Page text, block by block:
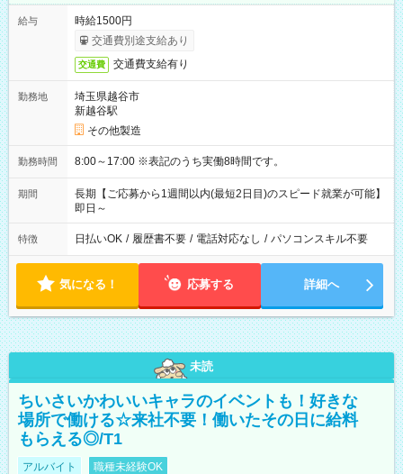
給与
時給1500円
交通費別途支給あり
交通費 交通費支給有り
勤務地
埼玉県越谷市
新越谷駅
その他製造
勤務時間 8:00～17:00 ※表記のうち実働8時間です。
期間
長期【ご応募から1週間以内(最短2日目)のスピード就業が可能】
即日～
特徴 日払いOK / 履歴書不要 / 電話対応なし / パソコンスキル不要
気になる！ 応募する 詳細へ
未読
ちいさいかわいいキャラのイベントも！好きな
場所で働ける☆来社不要！働いたその日に給料
もらえる◎/T1
アルバイト 職種未経験OK